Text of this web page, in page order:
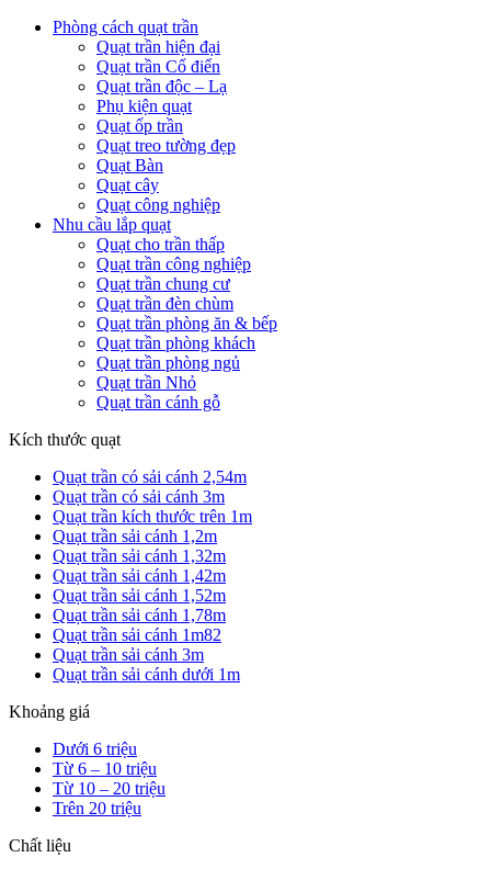
Phòng cách quạt trần
Quạt trần hiện đại
Quạt trần Cổ điển
Quạt trần độc – Lạ
Phụ kiện quạt
Quạt ốp trần
Quạt treo tường đẹp
Quạt Bàn
Quạt cây
Quạt công nghiệp
Nhu cầu lắp quạt
Quạt cho trần thấp
Quạt trần công nghiệp
Quạt trần chung cư
Quạt trần đèn chùm
Quạt trần phòng ăn & bếp
Quạt trần phòng khách
Quạt trần phòng ngủ
Quạt trần Nhỏ
Quạt trần cánh gỗ
Kích thước quạt
Quạt trần có sải cánh 2,54m
Quạt trần có sải cánh 3m
Quạt trần kích thước trên 1m
Quạt trần sải cánh 1,2m
Quạt trần sải cánh 1,32m
Quạt trần sải cánh 1,42m
Quạt trần sải cánh 1,52m
Quạt trần sải cánh 1,78m
Quạt trần sải cánh 1m82
Quạt trần sải cánh 3m
Quạt trần sải cánh dưới 1m
Khoảng giá
Dưới 6 triệu
Từ 6 – 10 triệu
Từ 10 – 20 triệu
Trên 20 triệu
Chất liệu